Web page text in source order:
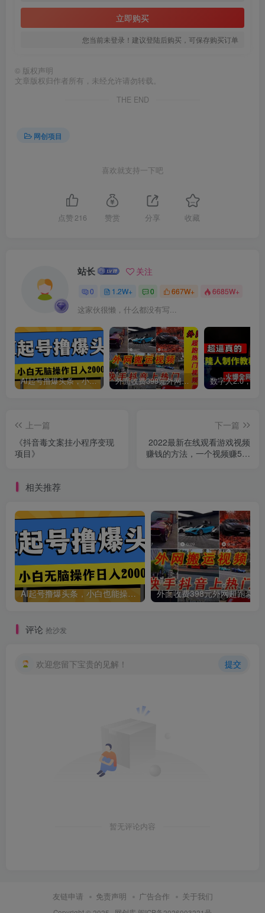
立即购买
您当前未登录！建议登陆后购买，可保存购买订单
© 版权声明
文章版权归作者所有，未经允许请勿转载。
THE END
网创项目
喜欢就支持一下吧
点赞 216 赞赏 分享 收藏
站长 关注
0 1.2W+ 0 667W+ 6685W+
这家伙很懒，什么都没有写...
AI起号撸爆头条，小白也能操作，日入2000+ 外面收费398元外网超跑豪车汽车视频搬运至快手抖音上热门项目
上一篇
《抖音毒文案挂小程序变现
项目》
下一篇
2022最新在线观看游戏视频
赚钱的方法，一个视频赚5美
相关推荐
AI起号撸爆头条，小白也能操作，日入2000+
评论 抢沙发
欢迎您留下宝贵的见解！ 提交
暂无评论内容
友链申请 免责声明 广告合作 关于我们